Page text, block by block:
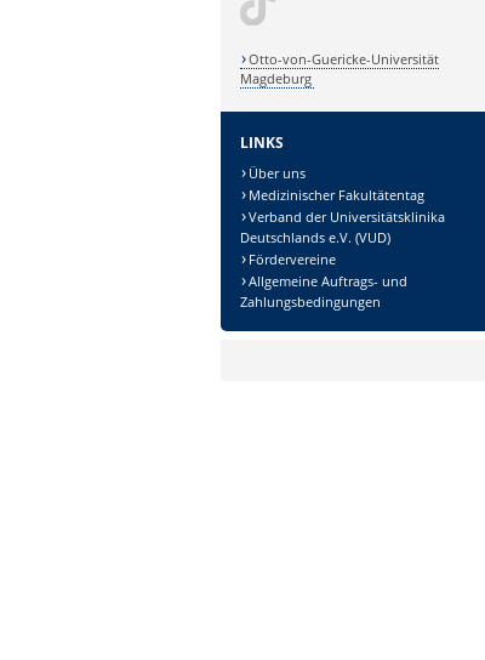
Otto-von-Guericke-Universität
Magdeburg
LINKS
Über uns
Medizinischer Fakultätentag
Verband der Universitätsklinika
Deutschlands e.V. (VUD)
Fördervereine
Allgemeine Auftrags- und
Zahlungsbedingungen